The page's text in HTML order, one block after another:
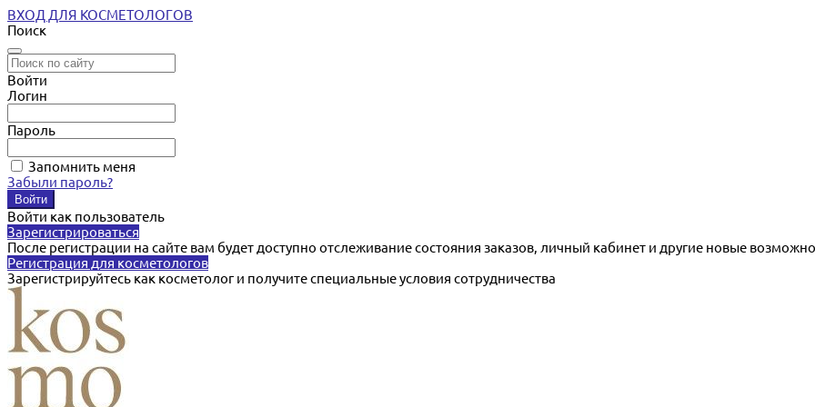
ВХОД ДЛЯ КОСМЕТОЛОГОВ
Поиск
Войти
Логин
Пароль
Запомнить меня
Забыли пароль?
Войти как пользователь
Зарегистрироваться
После регистрации на сайте вам будет доступно отслеживание состояния заказов, личный кабинет и другие новые
Регистрация для косметологов
Зарегистрируйтесь как косметолог и получите специальные условия сотрудничества